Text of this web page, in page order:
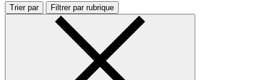
Trier par Filtrer par rubrique